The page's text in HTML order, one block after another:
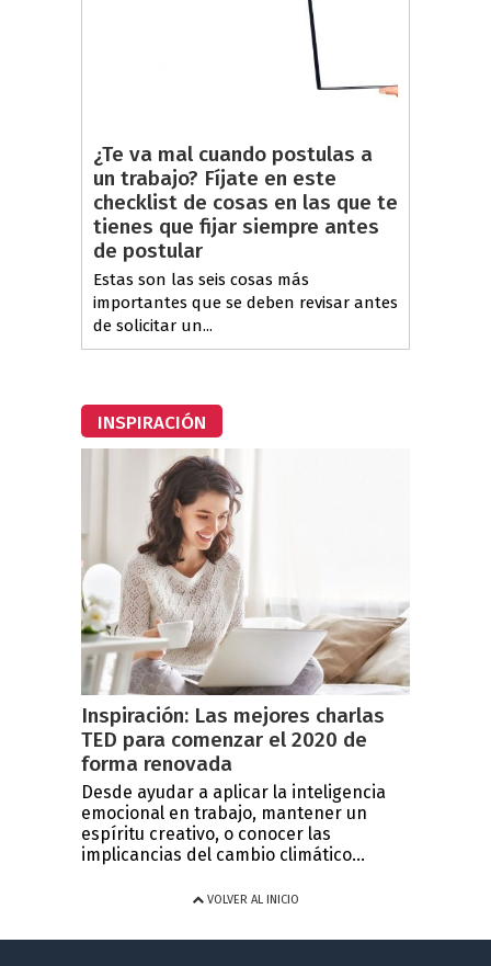
¿Te va mal cuando postulas a
un trabajo? Fíjate en este
checklist de cosas en las que te
tienes que fijar siempre antes
de postular
Estas son las seis cosas más
importantes que se deben revisar antes
de solicitar un...
INSPIRACIÓN
Inspiración: Las mejores charlas
TED para comenzar el 2020 de
forma renovada
Desde ayudar a aplicar la inteligencia
emocional en trabajo, mantener un
espíritu creativo, o conocer las
implicancias del cambio climático...
VOLVER AL INICIO